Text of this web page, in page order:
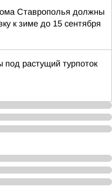
Ставрополья должны
к зиме до 15 сентября
под растущий турпоток